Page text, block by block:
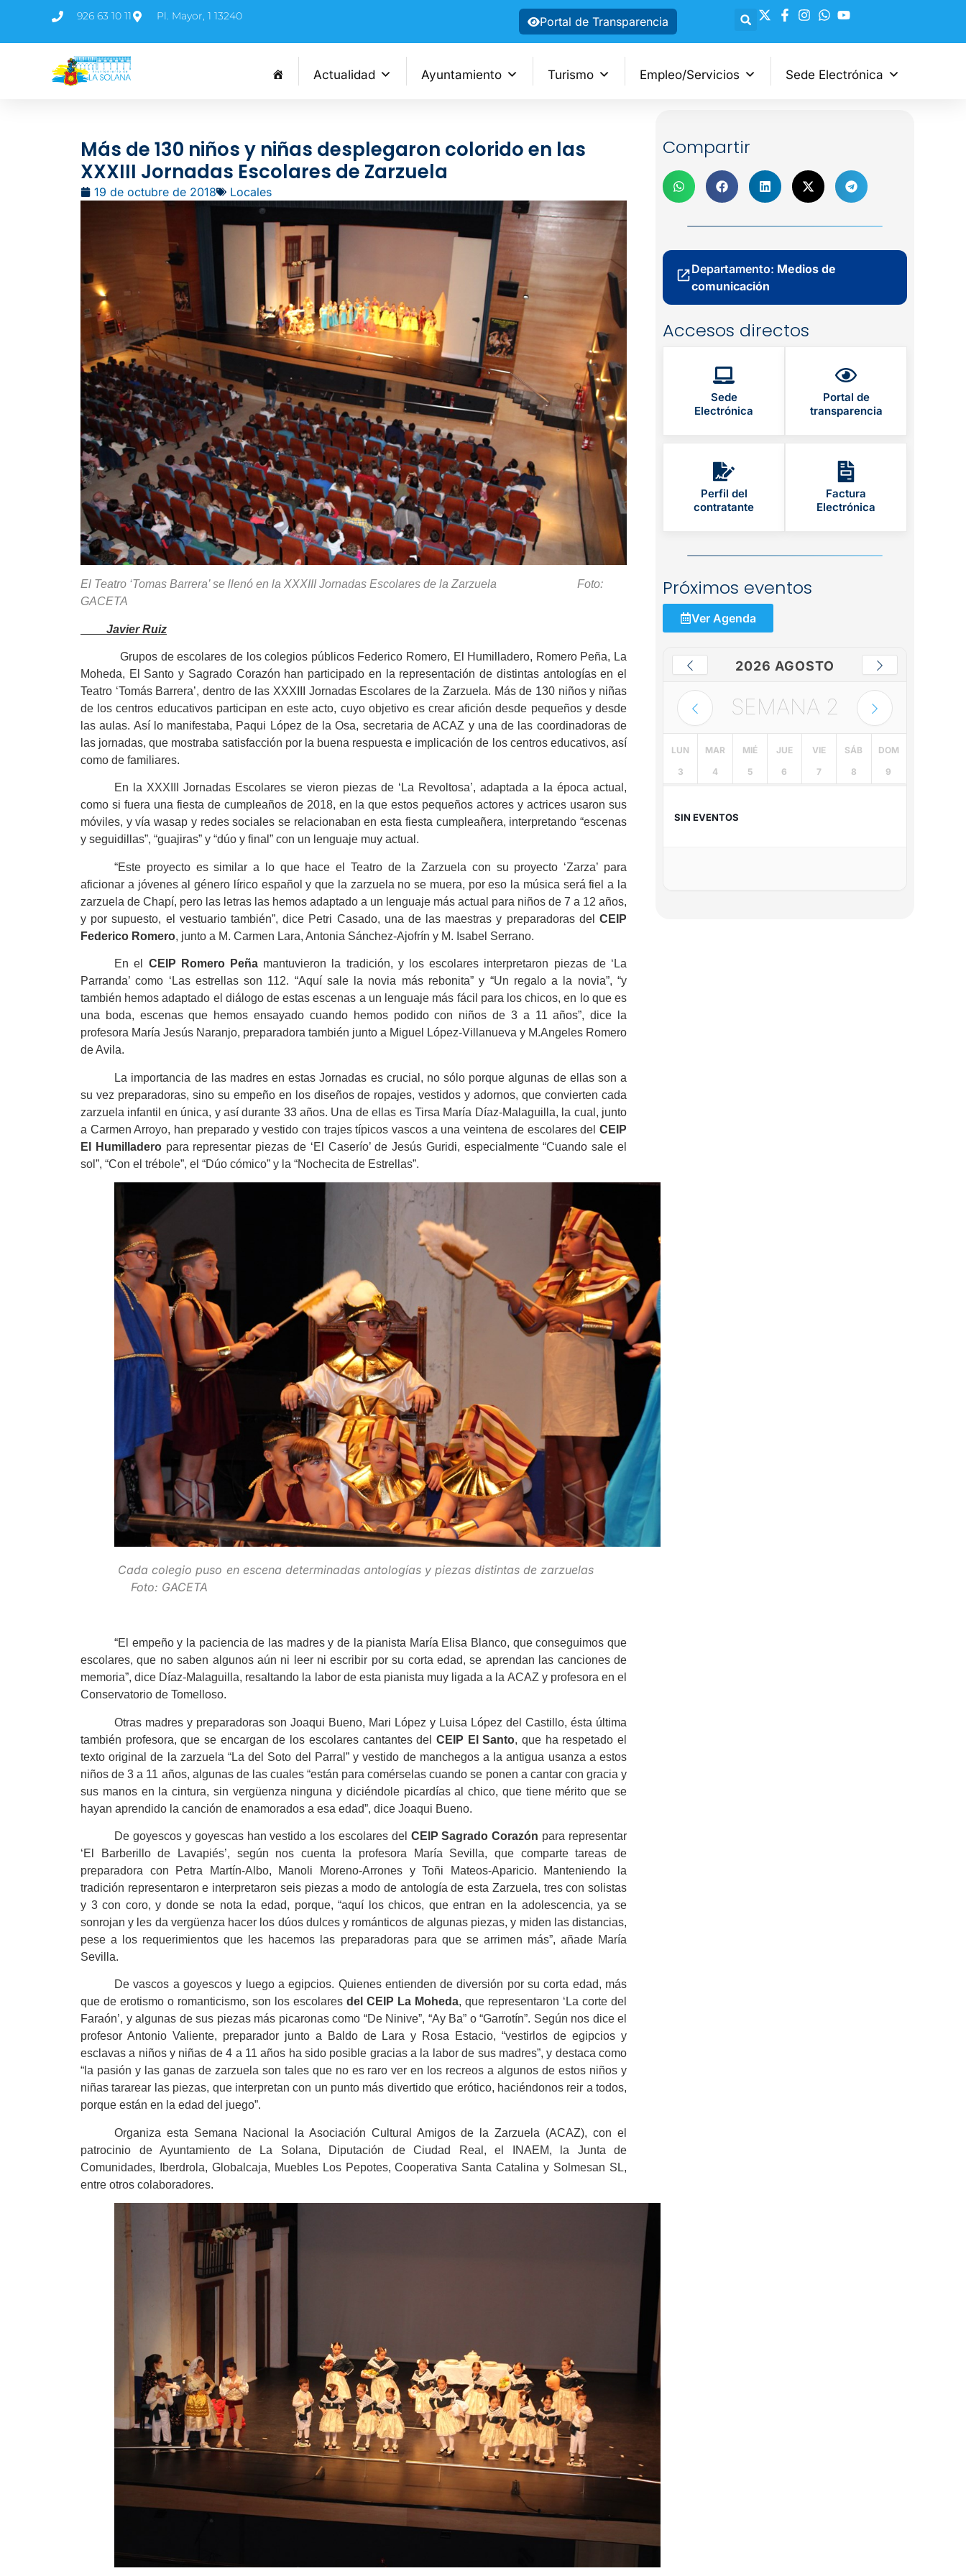
926 63 10 11 Pl. Mayor, 1 13240 Portal de Transparencia
Actualidad Ayuntamiento Turismo Empleo/Servicios Sede Electrónica
Más de 130 niños y niñas desplegaron colorido en las
XXXIII Jornadas Escolares de Zarzuela
19 de octubre de 2018 Locales
El Teatro ‘Tomas Barrera’ se llenó en la XXXIII Jornadas Escolares de la Zarzuela Foto:
GACETA
Javier Ruiz
Grupos de escolares de los colegios públicos Federico Romero, El Humilladero, Romero Peña, La
Moheda, El Santo y Sagrado Corazón han participado en la representación de distintas antologías en el
Teatro ‘Tomás Barrera’, dentro de las XXXIII Jornadas Escolares de la Zarzuela. Más de 130 niños y niñas
de los centros educativos participan en este acto, cuyo objetivo es crear afición desde pequeños y desde
las aulas. Así lo manifestaba, Paqui López de la Osa, secretaria de ACAZ y una de las coordinadoras de
las jornadas, que mostraba satisfacción por la buena respuesta e implicación de los centros educativos, así
como de familiares.
En la XXXIII Jornadas Escolares se vieron piezas de ‘La Revoltosa’, adaptada a la época actual,
como si fuera una fiesta de cumpleaños de 2018, en la que estos pequeños actores y actrices usaron sus
móviles, y vía wasap y redes sociales se relacionaban en esta fiesta cumpleañera, interpretando “escenas
y seguidillas”, “guajiras” y “dúo y final” con un lenguaje muy actual.
“Este proyecto es similar a lo que hace el Teatro de la Zarzuela con su proyecto ‘Zarza’ para
aficionar a jóvenes al género lírico español y que la zarzuela no se muera, por eso la música será fiel a la
zarzuela de Chapí, pero las letras las hemos adaptado a un lenguaje más actual para niños de 7 a 12 años,
y por supuesto, el vestuario también”, dice Petri Casado, una de las maestras y preparadoras del CEIP
Federico Romero, junto a M. Carmen Lara, Antonia Sánchez-Ajofrín y M. Isabel Serrano.
En el CEIP Romero Peña mantuvieron la tradición, y los escolares interpretaron piezas de ‘La
Parranda’ como ‘Las estrellas son 112. “Aquí sale la novia más rebonita” y “Un regalo a la novia”, “y
también hemos adaptado el diálogo de estas escenas a un lenguaje más fácil para los chicos, en lo que es
una boda, escenas que hemos ensayado cuando hemos podido con niños de 3 a 11 años”, dice la
profesora María Jesús Naranjo, preparadora también junto a Miguel López-Villanueva y M.Angeles Romero
de Avila.
La importancia de las madres en estas Jornadas es crucial, no sólo porque algunas de ellas son a
su vez preparadoras, sino su empeño en los diseños de ropajes, vestidos y adornos, que convierten cada
zarzuela infantil en única, y así durante 33 años. Una de ellas es Tirsa María Díaz-Malaguilla, la cual, junto
a Carmen Arroyo, han preparado y vestido con trajes típicos vascos a una veintena de escolares del CEIP
El Humilladeropara representar piezas de ‘El Caserío’ de Jesús Guridi, especialmente “Cuando sale el
sol”, “Con el trébole”, el “Dúo cómico” y la “Nochecita de Estrellas”.
Cada colegio puso en escena determinadas antologías y piezas distintas de zarzuelas
Foto: GACETA
“El empeño y la paciencia de las madres y de la pianista María Elisa Blanco, que conseguimos que
escolares, que no saben algunos aún ni leer ni escribir por su corta edad, se aprendan las canciones de
memoria”, dice Díaz-Malaguilla, resaltando la labor de esta pianista muy ligada a la ACAZ y profesora en el
Conservatorio de Tomelloso.
Otras madres y preparadoras son Joaqui Bueno, Mari López y Luisa López del Castillo, ésta última
también profesora, que se encargan de los escolares cantantes del CEIP El Santo, que ha respetado el
texto original de la zarzuela “La del Soto del Parral” y vestido de manchegos a la antigua usanza a estos
niños de 3 a 11 años, algunas de las cuales “están para comérselas cuando se ponen a cantar con gracia y
sus manos en la cintura, sin vergüenza ninguna y diciéndole picardías al chico, que tiene mérito que se
hayan aprendido la canción de enamorados a esa edad”, dice Joaqui Bueno.
De goyescos y goyescas han vestido a los escolares del CEIP Sagrado Corazón para representar
‘El Barberillo de Lavapiés’, según nos cuenta la profesora María Sevilla, que comparte tareas de
preparadora con Petra Martín-Albo, Manoli Moreno-Arrones y Toñi Mateos-Aparicio. Manteniendo la
tradición representaron e interpretaron seis piezas a modo de antología de esta Zarzuela, tres con solistas
y 3 con coro, y donde se nota la edad, porque, “aquí los chicos, que entran en la adolescencia, ya se
sonrojan y les da vergüenza hacer los dúos dulces y románticos de algunas piezas, y miden las distancias,
pese a los requerimientos que les hacemos las preparadoras para que se arrimen más”, añade María
Sevilla.
De vascos a goyescos y luego a egipcios. Quienes entienden de diversión por su corta edad, más
que de erotismo o romanticismo, son los escolares del CEIP La Moheda, que representaron ‘La corte del
Faraón’, y algunas de sus piezas más picaronas como “De Ninive”, “Ay Ba” o “Garrotín”. Según nos dice el
profesor Antonio Valiente, preparador junto a Baldo de Lara y Rosa Estacio, “vestirlos de egipcios y
esclavas a niños y niñas de 4 a 11 años ha sido posible gracias a la labor de sus madres”, y destaca como
“la pasión y las ganas de zarzuela son tales que no es raro ver en los recreos a algunos de estos niños y
niñas tararear las piezas, que interpretan con un punto más divertido que erótico, haciéndonos reir a todos,
porque están en la edad del juego”.
Organiza esta Semana Nacional la Asociación Cultural Amigos de la Zarzuela (ACAZ), con el
patrocinio de Ayuntamiento de La Solana, Diputación de Ciudad Real, el INAEM, la Junta de
Comunidades, Iberdrola, Globalcaja, Muebles Los Pepotes, Cooperativa Santa Catalina y Solmesan SL,
entre otros colaboradores.
Compartir
Departamento: Medios de
comunicación
Accesos directos
Sede
Electrónica
Portal de
transparencia
Perfil del
contratante
Factura
Electrónica
Próximos eventos
Ver Agenda
2026 AGOSTO
SEMANA 2
LUN
3
MAR
4
MIÉ
5
JUE
6
VIE
7
SÁB
8
DOM
9
SIN EVENTOS